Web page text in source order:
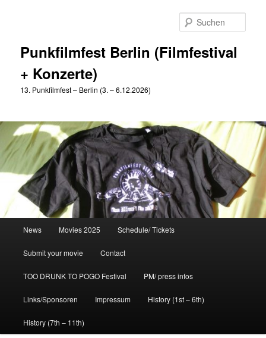
Punkfilmfest Berlin (Filmfestival
+ Konzerte)
13. Punkfilmfest – Berlin (3. – 6.12.2026)
News Movies 2025 Schedule/ Tickets
Submit your movie Contact
TOO DRUNK TO POGO Festival PM/ press infos
Links/Sponsoren Impressum History (1st – 6th)
History (7th – 11th)